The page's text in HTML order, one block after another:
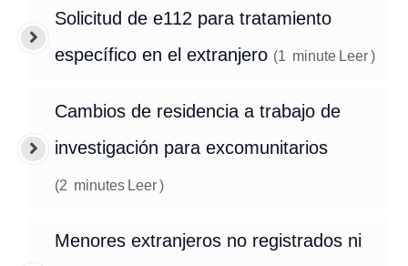
Solicitud de e112 para tratamiento
específico en el extranjero (1 minute Leer)
Cambios de residencia a trabajo de
investigación para excomunitarios
(2 minutes Leer)
Menores extranjeros no registrados ni